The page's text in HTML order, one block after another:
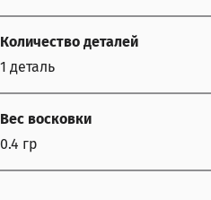
Количество деталей
1 деталь
Вес восковки
0.4 гр